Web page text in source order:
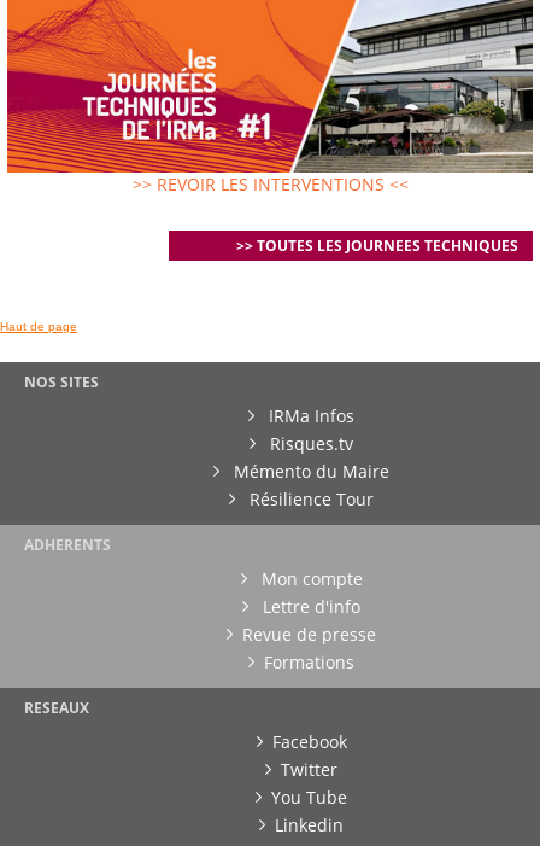
>> REVOIR LES INTERVENTIONS <<
>> TOUTES LES JOURNEES TECHNIQUES
Haut de page
NOS SITES
IRMa Infos
Risques.tv
Mémento du Maire
Résilience Tour
ADHERENTS
Mon compte
Lettre d'info
Revue de presse
Formations
RESEAUX
Facebook
Twitter
You Tube
Linkedin